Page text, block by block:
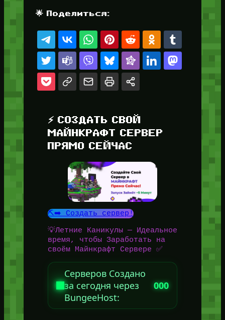
🌟 Поделиться:
⚡ СОЗДАТЬ СВОЙ
МАЙНКРАФТ СЕРВЕР
ПРЯМО СЕЙЧАС
⛏️➡️ Создать сервер!
💡Летние Каникулы — Идеальное
время, чтобы Заработать на
своём Майнкрафт Сервере ✅
Серверов Создано
за сегодня через
BungeeHost:
000